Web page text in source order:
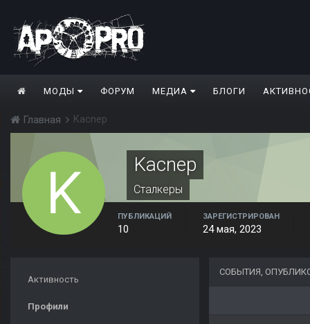
МОДЫ ФОРУМ МЕДИА БЛОГИ
Главная Kacnep
Kacnep
Сталкеры
ПУБЛИКАЦИЙ
10
ЗАРЕГИСТРИРОВАН
24 мая, 2023
Активность
Профили
СОБЫТИЯ,